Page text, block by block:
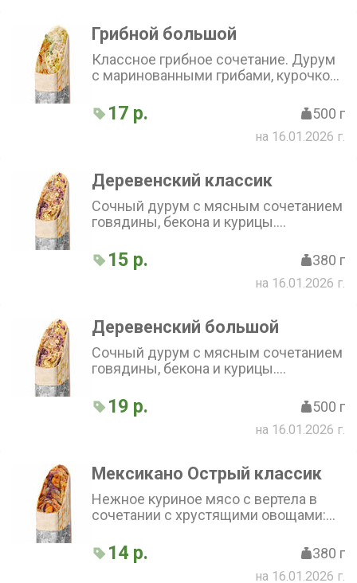
Грибной большой
Классное грибное сочетание. Дурум
с маринованными грибами, курочкой
капустой, свежим огурчиком и луком
17 р. 500 г
на 16.01.2026 г.
Деревенский классик
Сочный дурум с мясным сочетанием
говядины, бекона и курицы.
сметанным и горчичным соусами,
капустой и маринованным огурчиком
15 р. 380 г
на 16.01.2026 г.
Деревенский большой
Сочный дурум с мясным сочетанием
говядины, бекона и курицы.
сметанным и горчичным соусами,
капустой и маринованным огурчиком
19 р. 500 г
на 16.01.2026 г.
Мексикано Острый классик
Нежное куриное мясо с вертела в
сочетании с хрустящими овощами:
кукурузой. Острый халапеньо
добавляет пикантности, а фирменный
соус завершает вкусовую
14 р. 380 г
на 16.01.2026 г.